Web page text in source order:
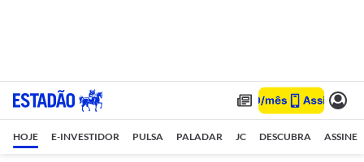
HOJE E-INVESTIDOR PULSA PALADAR JC DESCUBRA ASSINE